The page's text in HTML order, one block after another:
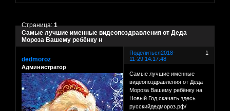
Самые лучшие именные видеопоздравления от Деда
Мороза Вашему ребёнку н
Страница:1
Поделиться 1
2018-
11-29 14:17:48
dedmoroz
Администратор
Самые лучшие именные
видеопоздравления от Деда
Мороза Вашему ребёнку на
Новый Год скачать здесь
русскийдедмороз.рф/